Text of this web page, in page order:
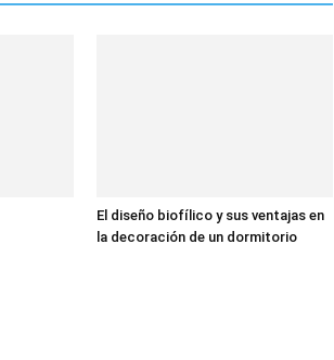
El diseño biofílico y sus ventajas en
la decoración de un dormitorio